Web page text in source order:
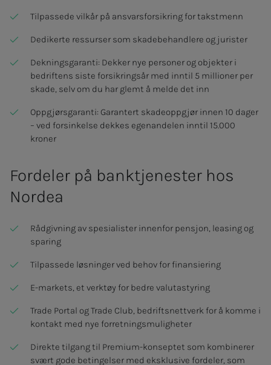
Tilpassede vilkår på ansvarsforsikring for takstmenn
Dedikerte ressurser som skadebehandlere og jurister
Dekningsgaranti: Dekker nye personer og objekter i
bedriftens siste forsikringsår med inntil 5 millioner per
skade, selv om du har glemt å melde det inn
Oppgjørsgaranti: Garantert skadeoppgjør innen 10 dager
– ved forsinkelse dekkes egenandelen inntil 15.000
kroner
Fordeler på banktjenester hos
Nordea
Rådgivning av spesialister innenfor pensjon, leasing og
sparing
Tilpassede løsninger ved behov for finansiering
E-markets, et verktøy for bedre valutastyring
Trade Portal og Trade Club, bedriftsnettverk for å komme i
kontakt med nye forretningsmuligheter
Direkte tilgang til Premium-konseptet som kombinerer
svært gode betingelser med eksklusive fordeler, som